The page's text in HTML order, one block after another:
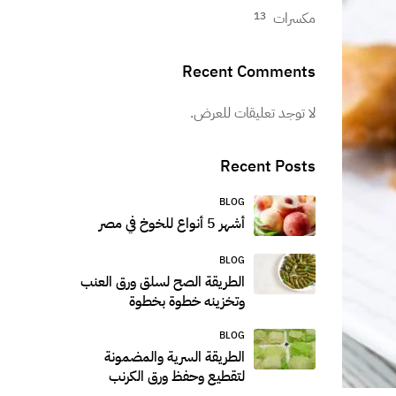
مكسرات 13
Recent Comments
لا توجد تعليقات للعرض.
Recent Posts
BLOG
أشهر 5 أنواع للخوخ في مصر
BLOG
الطريقة الصح لسلق ورق العنب
وتخزينه خطوة بخطوة
BLOG
الطريقة السرية والمضمونة
لتقطيع وحفظ ورق الكرنب